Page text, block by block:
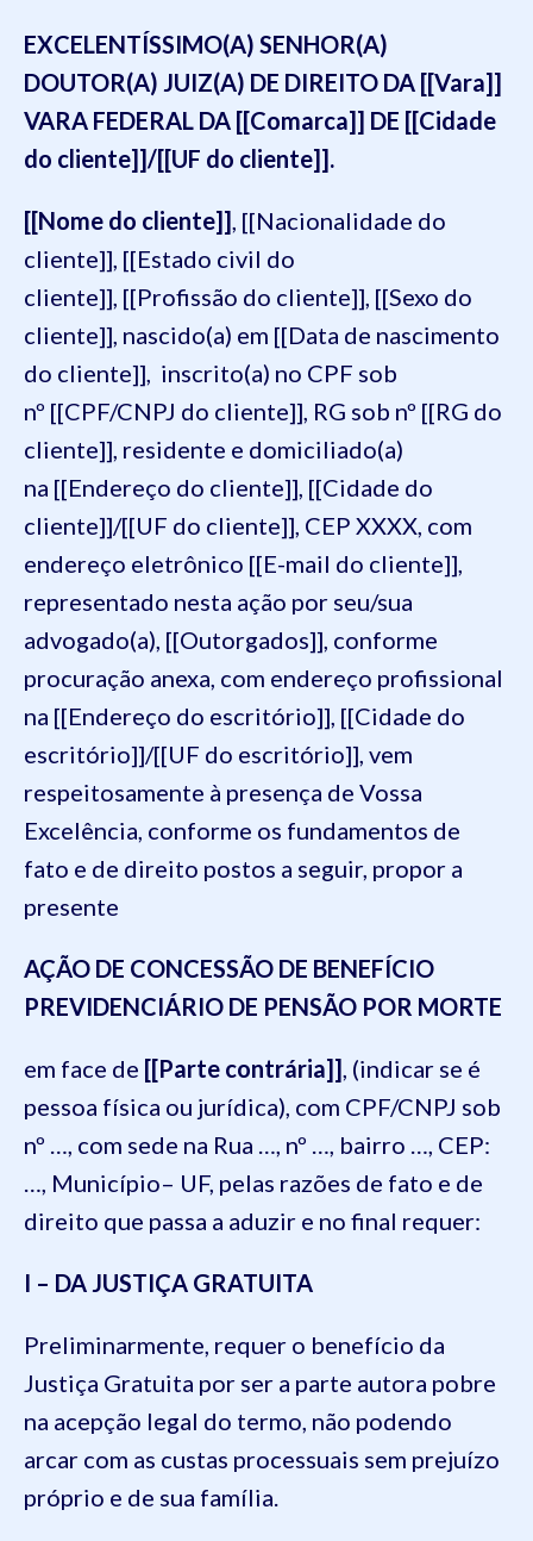
EXCELENTÍSSIMO(A) SENHOR(A)
DOUTOR(A) JUIZ(A) DE DIREITO DA [[Vara]]
VARA FEDERAL DA [[Comarca]] DE [[Cidade
do cliente]]/[[UF do cliente]].
[[Nome do cliente]] , [[Nacionalidade do
cliente]], [[Estado civil do
cliente]], [[Profissão do cliente]], [[Sexo do
cliente]], nascido(a) em [[Data de nascimento
do cliente]], inscrito(a) no CPF sob
nº [[CPF/CNPJ do cliente]], RG sob nº [[RG do
cliente]], residente e domiciliado(a)
na [[Endereço do cliente]], [[Cidade do
cliente]]/[[UF do cliente]], CEP XXXX, com
endereço eletrônico [[E-mail do cliente]],
representado nesta ação por seu/sua
advogado(a), [[Outorgados]], conforme
procuração anexa, com endereço profissional
na [[Endereço do escritório]], [[Cidade do
escritório]]/[[UF do escritório]], vem
respeitosamente à presença de Vossa
Excelência, conforme os fundamentos de
fato e de direito postos a seguir, propor a
presente
AÇÃO DE CONCESSÃO DE BENEFÍCIO
PREVIDENCIÁRIO DE PENSÃO POR MORTE
em face de [[Parte contrária]] , (indicar se é
pessoa física ou jurídica), com CPF/CNPJ sob
nº …, com sede na Rua …, nº …, bairro …, CEP:
…, Município– UF, pelas razões de fato e de
direito que passa a aduzir e no final requer:
I – DA JUSTIÇA GRATUITA
Preliminarmente, requer o benefício da
Justiça Gratuita por ser a parte autora pobre
na acepção legal do termo, não podendo
arcar com as custas processuais sem prejuízo
próprio e de sua família.